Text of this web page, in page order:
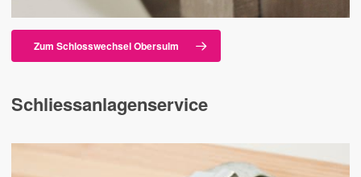
Zum Schlosswechsel Obersulm
Schliessanlagenservice